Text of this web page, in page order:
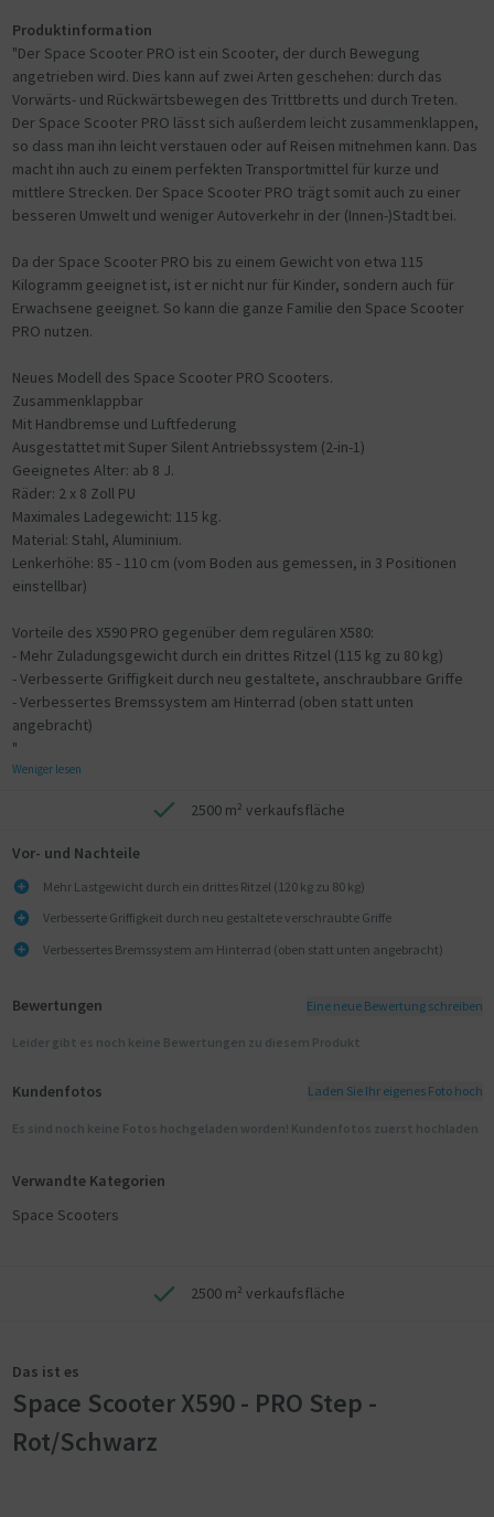
Produktinformation
"Der Space Scooter PRO ist ein Scooter, der durch Bewegung
angetrieben wird. Dies kann auf zwei Arten geschehen: durch das
Vorwärts- und Rückwärtsbewegen des Trittbretts und durch Treten.
Der Space Scooter PRO lässt sich außerdem leicht zusammenklappen,
so dass man ihn leicht verstauen oder auf Reisen mitnehmen kann. Das
macht ihn auch zu einem perfekten Transportmittel für kurze und
mittlere Strecken. Der Space Scooter PRO trägt somit auch zu einer
besseren Umwelt und weniger Autoverkehr in der (Innen-)Stadt bei.
Da der Space Scooter PRO bis zu einem Gewicht von etwa 115
Kilogramm geeignet ist, ist er nicht nur für Kinder, sondern auch für
Erwachsene geeignet. So kann die ganze Familie den Space Scooter
PRO nutzen.
Neues Modell des Space Scooter PRO Scooters.
Zusammenklappbar
Mit Handbremse und Luftfederung
Ausgestattet mit Super Silent Antriebssystem (2-in-1)
Geeignetes Alter: ab 8 J.
Räder: 2 x 8 Zoll PU
Maximales Ladegewicht: 115 kg.
Material: Stahl, Aluminium.
Lenkerhöhe: 85 - 110 cm (vom Boden aus gemessen, in 3 Positionen
einstellbar)
Vorteile des X590 PRO gegenüber dem regulären X580:
- Mehr Zuladungsgewicht durch ein drittes Ritzel (115 kg zu 80 kg)
- Verbesserte Griffigkeit durch neu gestaltete, anschraubbare Griffe
- Verbessertes Bremssystem am Hinterrad (oben statt unten
angebracht)
"
Weniger lesen
2500 m² verkaufsfläche
Vor- und Nachteile
Mehr Lastgewicht durch ein drittes Ritzel (120 kg zu 80 kg)
Verbesserte Griffigkeit durch neu gestaltete verschraubte Griffe
Verbessertes Bremssystem am Hinterrad (oben statt unten angebracht)
Bewertungen Eine neue Bewertung schreiben
Leider gibt es noch keine Bewertungen zu diesem Produkt
Kundenfotos Laden Sie Ihr eigenes Foto hoch
Es sind noch keine Fotos hochgeladen worden! Kundenfotos zuerst hochladen
Verwandte Kategorien
Space Scooters
2500 m² verkaufsfläche
Das ist es
Space Scooter X590 - PRO Step -
Rot/Schwarz